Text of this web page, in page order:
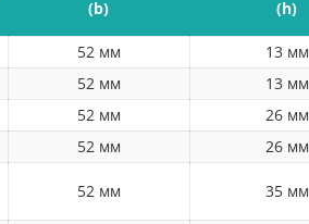
(b)
(h)
52 мм 13 мм
52 мм 13 мм
52 мм 26 мм
52 мм 26 мм
52 мм 35 мм